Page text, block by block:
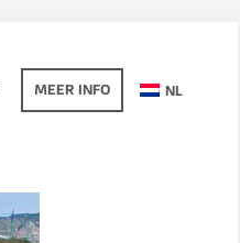
MEER INFO NL